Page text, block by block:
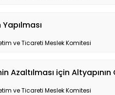
ve Ticareti Meslek Komitesi
Azaltılması için
ve Ticareti Meslek Komitesi